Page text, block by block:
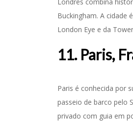
Buckingham. A cidade
London Eye e da
11. Paris,
Paris é conhecida por
passeio de barco pelo
privado com guia em